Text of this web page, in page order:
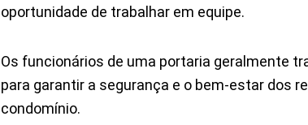
oportunidade de trabalhar em equipe.
Os funcionários de uma portaria geralmente
para garantir a segurança e o bem-estar dos
condomínio.